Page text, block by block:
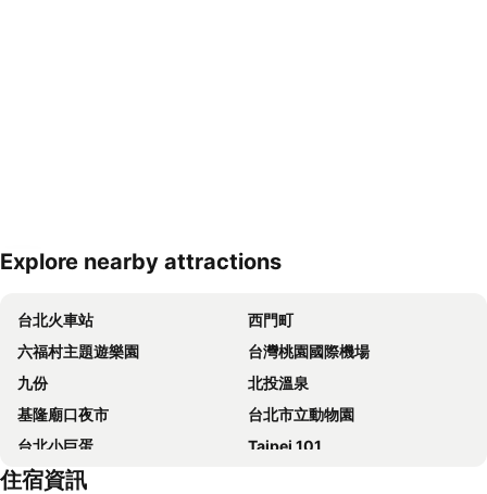
展開地圖
Explore nearby attractions
台北火車站
西門町
六福村主題遊樂園
台灣桃園國際機場
九份
北投溫泉
基隆廟口夜市
台北市立動物園
台北小巨蛋
Taipei 101
南港站覽館
住宿資訊